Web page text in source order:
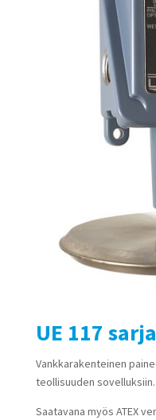
UE 117
Vankkarakenteinen
teollisuuden sovelluksiin.
Saatavana myös ATEX